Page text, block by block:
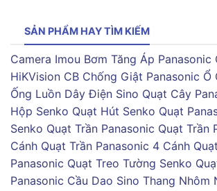
SẢN PHẨM HAY TÌM KIẾM
Camera Imou Bơm Tăng Áp Panasonic
HiKVision CB Chống Giật Panasonic Ổ
Ống Luồn Dây Điện Sino Quạt Cây
Hộp Senko Quạt Hút Senko Quạt
Senko Quạt Trần Panasonic Quạt Trần
Cánh Quạt Trần Panasonic 4 Cánh
Panasonic Quạt Treo Tường Senko
Panasonic Cầu Dao Sino Thang Nhôm